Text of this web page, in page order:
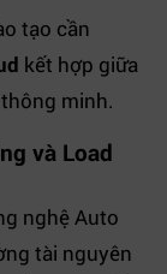
tạo cần
kết hợp giữa
minh.
và Load
nghệ Auto
tài nguyên